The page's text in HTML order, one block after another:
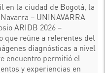
EN
EL
23°
SIMPOSIO
DE
ASOCIACIÓN
RADIOLOGÍA
E
IMÁGENES
DIAGNÓSTICAS
en la ciudad de Bogotá, la
– UNINAVARRA
ARIDB 2026 –
que reúne a referentes del
diagnósticas a nivel
encuentro permitió el
y experiencias en